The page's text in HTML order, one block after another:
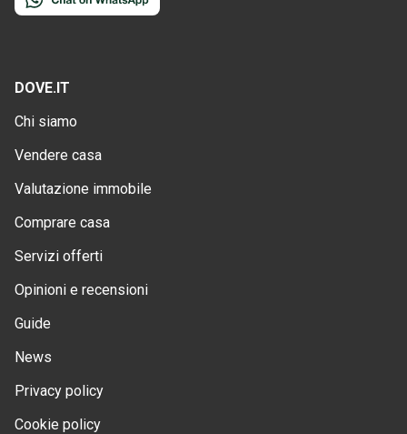
DOVE.IT
Chi siamo
Vendere casa
Valutazione immobile
Comprare casa
Servizi offerti
Opinioni e recensioni
Guide
News
Privacy policy
Cookie policy